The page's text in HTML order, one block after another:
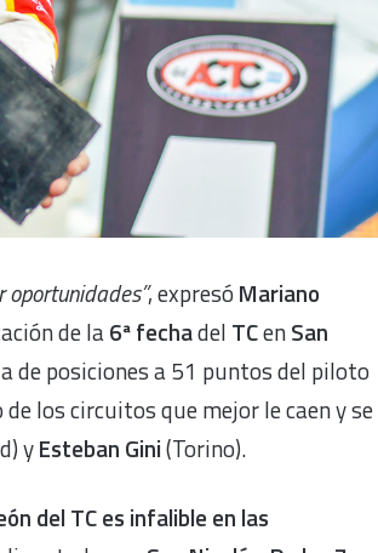
oportunidades”, expresó Mariano
de la6ª fechadel TCenSan
de posiciones a 51 puntos del piloto
los circuitos que mejor le caen y se
yEsteban Gini(Torino).
del TC es infalible en las